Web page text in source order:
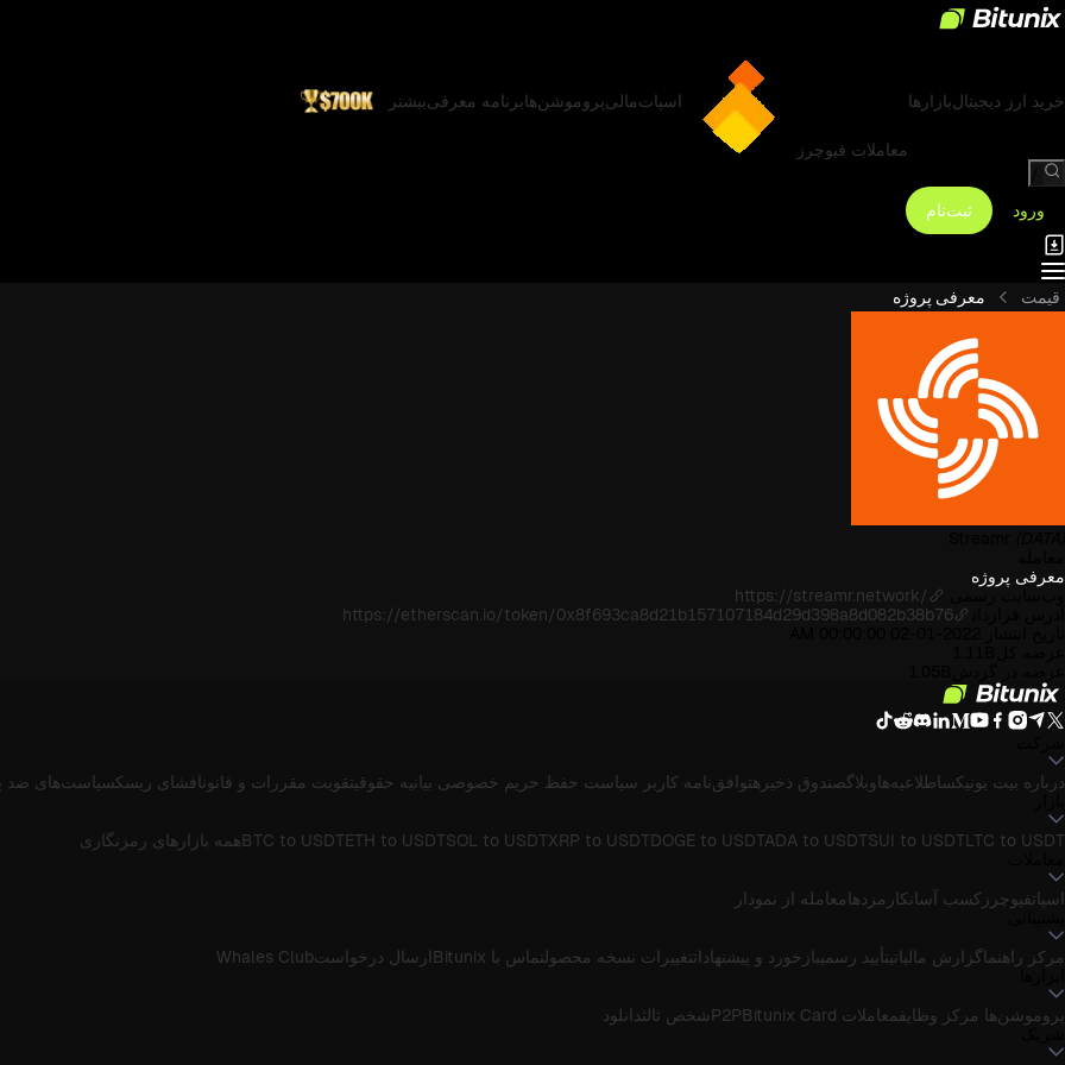
خرید ارز دیجیتالبازارها
معاملات فیوچرز
اسپاتمالیپروموشن‌هابرنامه معرفیبیشتر
ورود
ثبت‌نام
قیمت معرفی پروژه
معرفی پروژه
https://streamr.network/
https://etherscan.io/token/0x8f693ca8d21b157107184d29d398a8d082b38b76
درباره بیت یونیکساطلاعیه‌هاوبلاگصندوق ذخیرهتوافق‌نامه کاربر سیاست حفظ حریم خصوصی بیانیه حقوقیتقویت مقررات و قانونافشای ریسکسیاست‌های ضد
BTC to USDTETH to USDTSOL to USDTXRP to USDTDOGE to USDTADA to USDTSUI to USDTLTC to USDT
همه بازارهای رمزنگاری
اسپاتفیوچرز کسب آسانکارمزدهامعامله از نمودار
مرکز راهنماگزارش مالیاتیتأیید رسمیبازخورد و پیشنهاداتتغییرات نسخه محصولتماس با Bitunix ارسال درخواستWhales Club
پروموشن‌ها مرکز وظایفمعاملات P2P Bitunix Card شخص ثالثدانلود